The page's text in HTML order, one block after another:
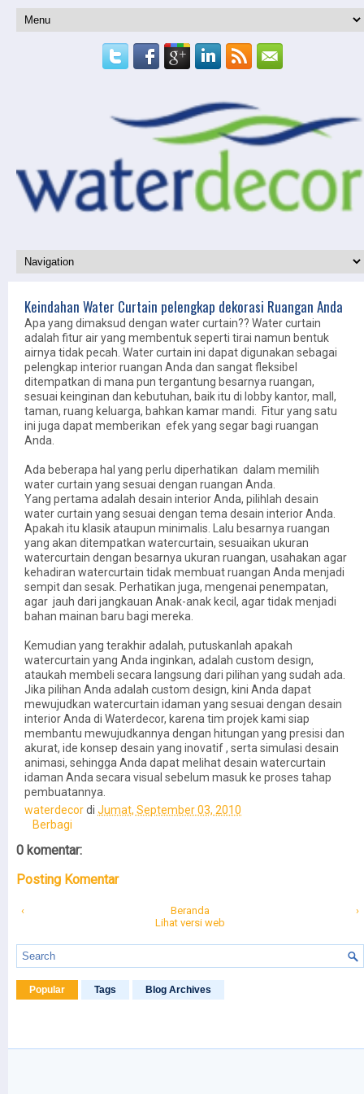
Keindahan Water Curtain pelengkap dekorasi Ruangan Anda
Apa yang dimaksud dengan water curtain?? Water curtain
adalah fitur air yang membentuk seperti tirai namun bentuk
airnya tidak pecah. Water curtain ini dapat digunakan sebagai
pelengkap interior ruangan Anda dan sangat fleksibel
ditempatkan di mana pun tergantung besarnya ruangan,
sesuai keinginan dan kebutuhan, baik itu di lobby kantor, mall,
taman, ruang keluarga, bahkan kamar mandi. Fitur yang satu
ini juga dapat memberikan efek yang segar bagi ruangan
Anda.
Ada beberapa hal yang perlu diperhatikan dalam memilih
water curtain yang sesuai dengan ruangan Anda.
Yang pertama adalah desain interior Anda, pilihlah desain
water curtain yang sesuai dengan tema desain interior Anda.
Apakah itu klasik ataupun minimalis. Lalu besarnya ruangan
yang akan ditempatkan watercurtain, sesuaikan ukuran
watercurtain dengan besarnya ukuran ruangan, usahakan agar
kehadiran watercurtain tidak membuat ruangan Anda menjadi
sempit dan sesak. Perhatikan juga, mengenai penempatan,
agar jauh dari jangkauan Anak-anak kecil, agar tidak menjadi
bahan mainan baru bagi mereka.
Kemudian yang terakhir adalah, putuskanlah apakah
watercurtain yang Anda inginkan, adalah custom design,
ataukah membeli secara langsung dari pilihan yang sudah ada.
Jika pilihan Anda adalah custom design, kini Anda dapat
mewujudkan watercurtain idaman yang sesuai dengan desain
interior Anda di Waterdecor, karena tim projek kami siap
membantu mewujudkannya dengan hitungan yang presisi dan
akurat, ide konsep desain yang inovatif , serta simulasi desain
animasi, sehingga Anda dapat melihat desain watercurtain
idaman Anda secara visual sebelum masuk ke proses tahap
pembuatannya.
waterdecordi Jumat, September 03, 2010
Berbagi
0 komentar:
Posting Komentar
‹ ›
Beranda
Lihat versi web
Popular Tags Blog Archives